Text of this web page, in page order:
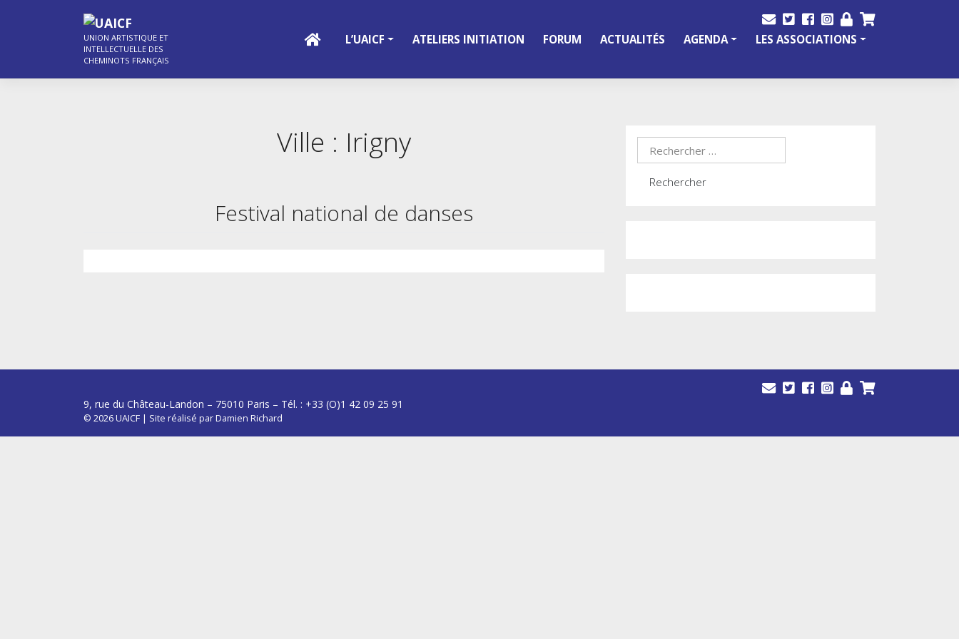
UNION ARTISTIQUE ET
INTELLECTUELLE DES
CHEMINOTS FRANÇAIS
L’UAICF ATELIERS INITIATION FORUM ACTUALITÉS AGENDA LES ASSOCIATIONS
Ville : Irigny
Festival national de danses
9, rue du Château-Landon – 75010 Paris – Tél. : +33 (O)1 42 09 25 91
© 2026UAICF | Site réalisé parDamien Richard